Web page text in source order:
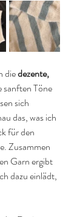
die dezente,
sanften Töne
sich
das, was ich
für den
Zusammen
Garn ergibt
dazu einlädt,